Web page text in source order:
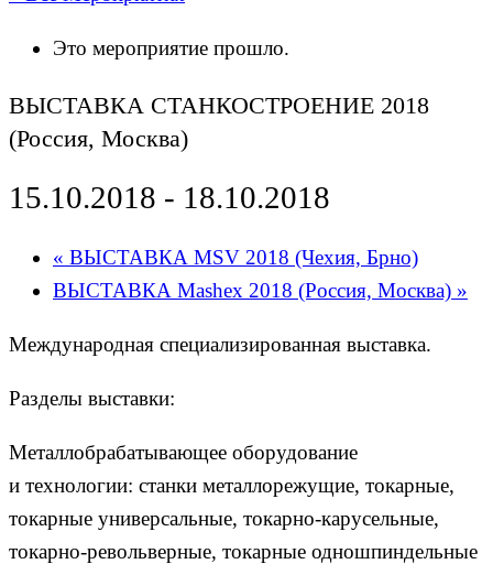
Это мероприятие прошло.
ВЫСТАВКА СТАНКОСТРОЕНИЕ 2018
(Россия, Москва)
15.10.2018 - 18.10.2018
« ВЫСТАВКА MSV 2018 (Чехия, Брно)
ВЫСТАВКА Mashex 2018 (Россия, Москва) »
Международная специализированная выставка.
Разделы выставки:
Металлобрабатывающее оборудование
и технологии: станки металлорежущие, токарные,
токарные универсальные, токарно-карусельные,
токарно-револьверные, токарные одношпиндельные